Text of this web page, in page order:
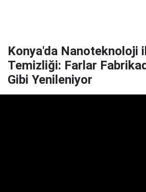
Konya'da Nanoteknoloji
Temizliği: Farlar
Gibi Yenileniyor